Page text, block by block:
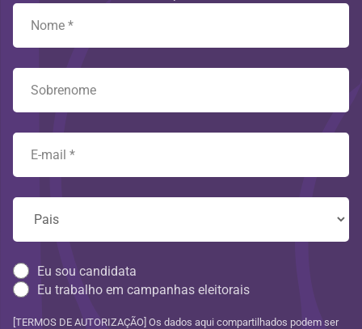
Eu sou candidata
Eu trabalho em campanhas eleitorais
[TERMOS DE AUTORIZAÇÃO] Os dados aqui compartilhados podem ser